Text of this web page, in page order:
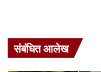
संबंधित आलेख